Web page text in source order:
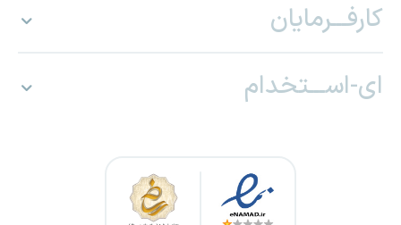
کارفـــرمایان
ای-اســـتخدام